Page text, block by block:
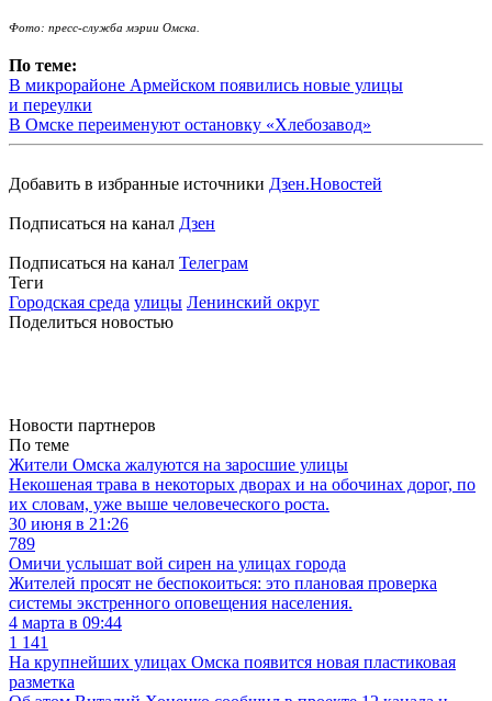
Фото: пресс-служба мэрии Омска.
По теме:
В микрорайоне Армейском появились новые улицы
и переулки
В Омске переименуют остановку «Хлебозавод»
Добавить в избранные источники Дзен.Новостей
Подписаться на канал Дзен
Подписаться на канал Телеграм
Теги
Городская среда улицы Ленинский округ
Поделиться новостью
Новости партнеров
По теме
Жители Омска жалуются на заросшие улицы
Некошеная трава в некоторых дворах и на обочинах дорог, по
их словам, уже выше человеческого роста.
30 июня в 21:26
789
Омичи услышат вой сирен на улицах города
Жителей просят не беспокоиться: это плановая проверка
системы экстренного оповещения населения.
4 марта в 09:44
1 141
На крупнейших улицах Омска появится новая пластиковая
разметка